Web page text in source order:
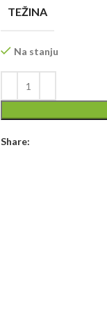
TEŽINA
Na stanju
Share: